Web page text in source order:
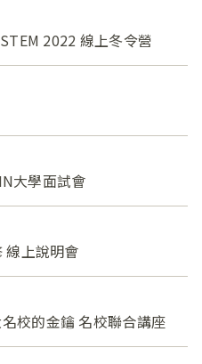
2022 線上冬令營
大學面試會
線上說明會
校的金鑰 名校聯合講座